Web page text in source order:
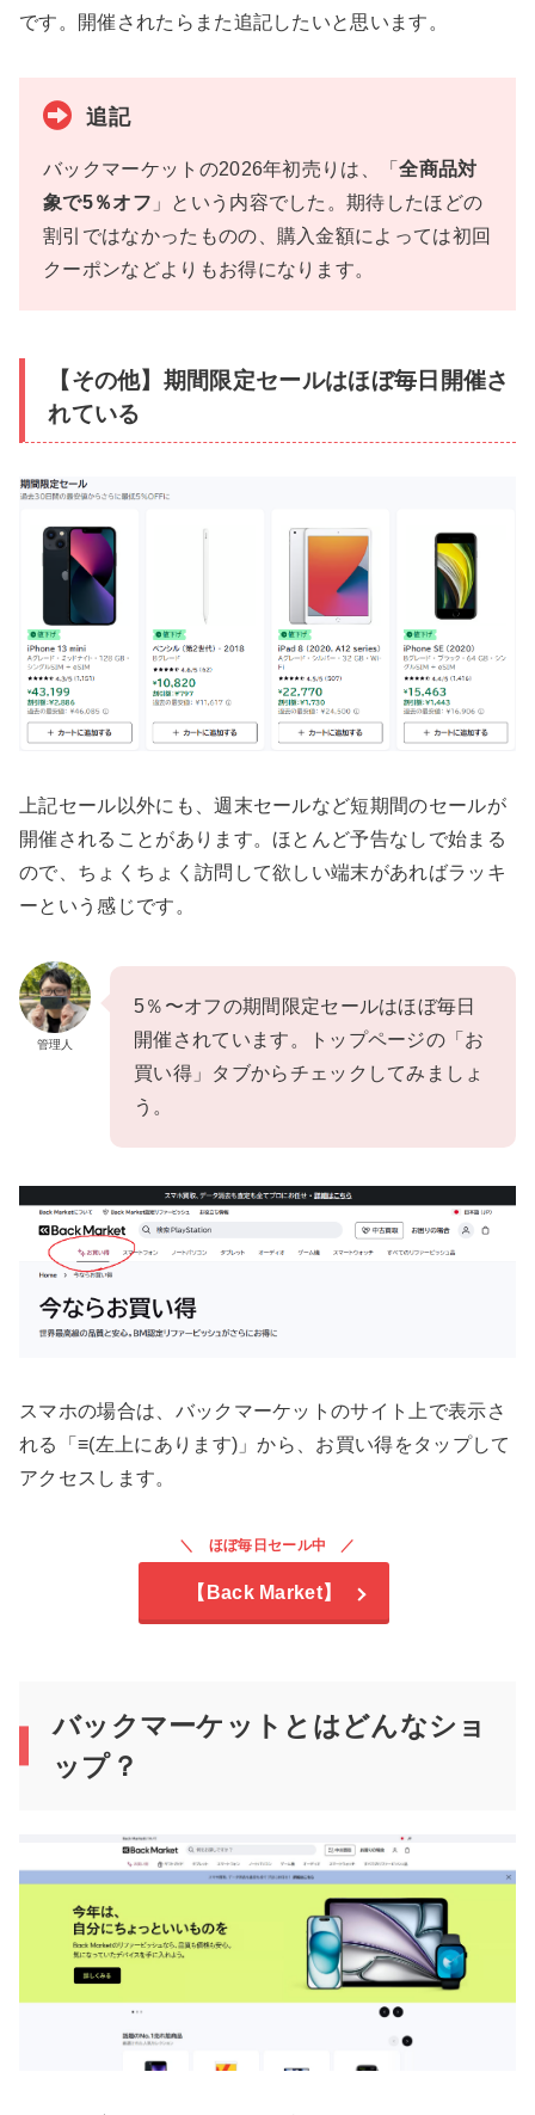
です。開催されたらまた追記したいと思います。
追記
バックマーケットの2026年初売りは、「全商品対
象で5％オフ 」という内容でした。期待したほどの
割引ではなかったものの、購入金額によっては初回
クーポンなどよりもお得になります。
【その他】期間限定セールはほぼ毎日開催さ
れている
上記セール以外にも、週末セールなど短期間のセールが
開催されることがあります。ほとんど予告なしで始まる
ので、ちょくちょく訪問して欲しい端末があればラッキ
ーという感じです。
管理人
5％〜オフの期間限定セールはほぼ毎日
開催されています。トップページの「お
買い得」タブからチェックしてみましょ
う。
スマホの場合は、バックマーケットのサイト上で表示さ
れる「≡(左上にあります)」から、お買い得をタップして
アクセスします。
ほぼ毎日セール中
【Back Market】
バックマーケットとはどんなショ
ップ？